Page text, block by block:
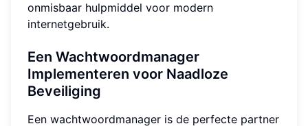
onmisbaar hulpmiddel voor modern
internetgebruik.
Een Wachtwoordmanager
Implementeren voor Naadloze
Beveiliging
Een wachtwoordmanager is de perfecte partner